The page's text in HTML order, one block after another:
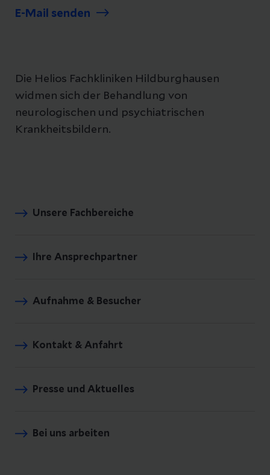
E-Mail senden
Die Helios Fachkliniken Hildburghausen
widmen sich der Behandlung von
neurologischen und psychiatrischen
Krankheitsbildern.
Unsere Fachbereiche
Ihre Ansprechpartner
Aufnahme & Besucher
Kontakt & Anfahrt
Presse und Aktuelles
Bei uns arbeiten